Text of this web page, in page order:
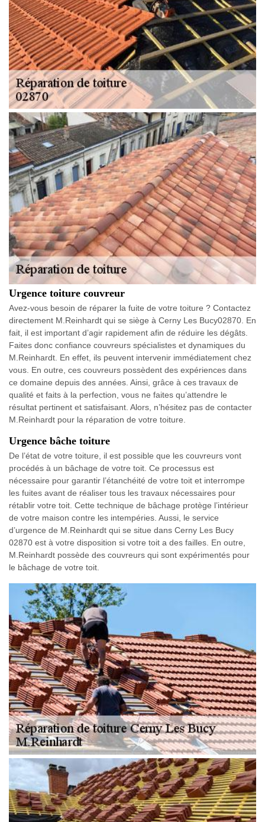
Urgence toiture couvreur
Avez-vous besoin de réparer la fuite de votre toiture ? Contactez
directement M.Reinhardt qui se siège à Cerny Les Bucy02870. En
fait, il est important d’agir rapidement afin de réduire les dégâts.
Faites donc confiance couvreurs spécialistes et dynamiques du
M.Reinhardt. En effet, ils peuvent intervenir immédiatement chez
vous. En outre, ces couvreurs possèdent des expériences dans
ce domaine depuis des années. Ainsi, grâce à ces travaux de
qualité et faits à la perfection, vous ne faites qu’attendre le
résultat pertinent et satisfaisant. Alors, n’hésitez pas de contacter
M.Reinhardt pour la réparation de votre toiture.
Urgence bâche toiture
De l’état de votre toiture, il est possible que les couvreurs vont
procédés à un bâchage de votre toit. Ce processus est
nécessaire pour garantir l’étanchéité de votre toit et interrompe
les fuites avant de réaliser tous les travaux nécessaires pour
rétablir votre toit. Cette technique de bâchage protège l’intérieur
de votre maison contre les intempéries. Aussi, le service
d’urgence de M.Reinhardt qui se situe dans Cerny Les Bucy
02870 est à votre disposition si votre toit a des failles. En outre,
M.Reinhardt possède des couvreurs qui sont expérimentés pour
le bâchage de votre toit.